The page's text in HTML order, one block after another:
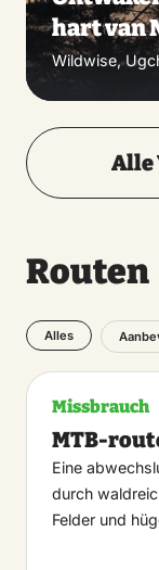
hart van
Wildwise,
Alle
Routen
Alles
Missbrauch
MTB-
Eine
durch
Felder und